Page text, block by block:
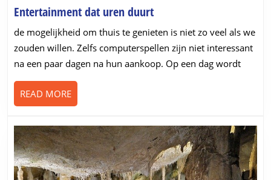
Entertainment dat uren duurtEntertainment
dat
uren
duurt
de mogelijkheid om thuis te genieten is niet zo veel als we
zouden willen. Zelfs computerspellen zijn niet interessant
na een paar dagen na hun aankoop. Op een dag wordt
READ MOREREAD
MORE